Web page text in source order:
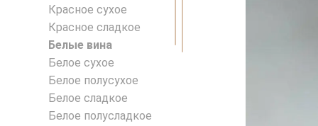
Красное сухое
Красное сладкое
Белые вина
Белое сухое
Белое полусухое
Белое сладкое
Белое полусладкое